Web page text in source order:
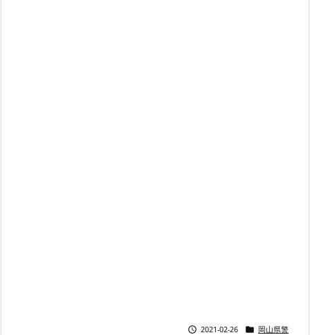
 2021-02-26  岡山県警